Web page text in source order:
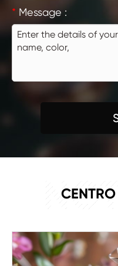
* Message :